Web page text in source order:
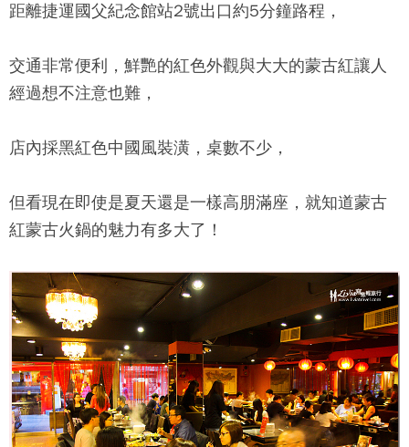
距離捷運國父紀念館站2號出口約5分鐘路程，
交通非常便利，鮮艷的紅色外觀與大大的蒙古紅讓人
經過想不注意也難，
店內採黑紅色中國風裝潢，桌數不少，
但看現在即使是夏天還是一樣高朋滿座，就知道蒙古
紅蒙古火鍋的魅力有多大了！